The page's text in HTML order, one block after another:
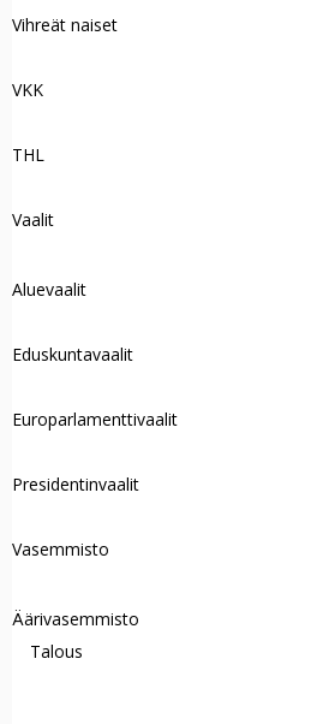
Vihreät naiset
VKK
THL
Vaalit
Aluevaalit
Eduskuntavaalit
Europarlamenttivaalit
Presidentinvaalit
Vasemmisto
Äärivasemmisto
Talous